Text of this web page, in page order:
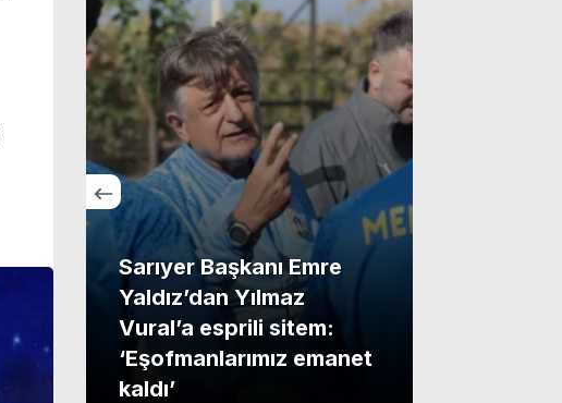
Sarıyer Başkanı Emre
Yaldız’dan Yılmaz
Vural’a esprili sitem:
‘Eşofmanlarımız emanet
kaldı’